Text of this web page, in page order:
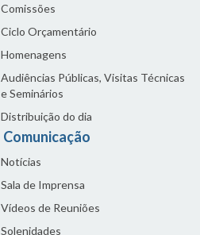
Comissões
Ciclo Orçamentário
Homenagens
Audiências Públicas, Visitas Técnicas
e Seminários
Distribuição do dia
Comunicação
Notícias
Sala de Imprensa
Vídeos de Reuniões
Solenidades